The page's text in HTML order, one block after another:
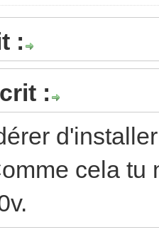
:
:
cela tu